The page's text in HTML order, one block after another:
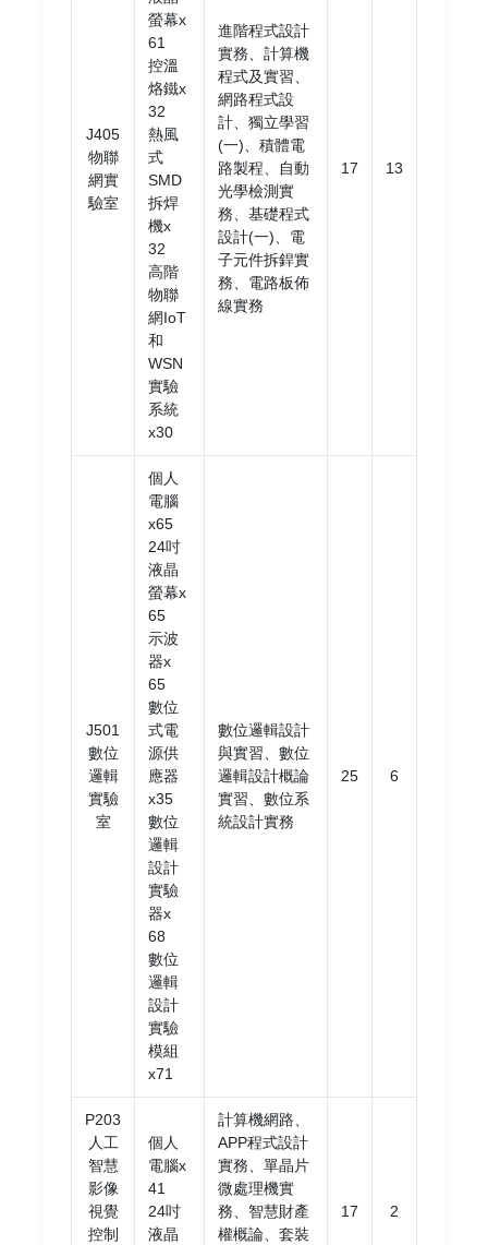
J405
物聯
網實
驗室
螢幕x
61
控溫
烙鐵x
32
熱風
式
SMD
拆焊
機x
32
高階
物聯
網IoT
和
WSN
實驗
系統
x30
進階程式設計
實務、計算機
程式及實習、
網路程式設
計、獨立學習
(一)、積體電
路製程、自動
光學檢測實
務、基礎程式
設計(一)、電
子元件拆銲實
務、電路板佈
線實務
17 13
J501
數位
邏輯
實驗
室
個人
電腦
x65
24吋
液晶
螢幕x
65
示波
器x
65
數位
式電
源供
應器
x35
數位
邏輯
設計
實驗
器x
68
數位
邏輯
設計
實驗
模組
x71
數位邏輯設計
與實習、數位
邏輯設計概論
實習、數位系
統設計實務
25 6
P203
人工
智慧
影像
視覺
控制
個人
電腦x
41
24吋
液晶
計算機網路、
APP程式設計
實務、單晶片
微處理機實
務、智慧財產
權概論、套裝
17 2